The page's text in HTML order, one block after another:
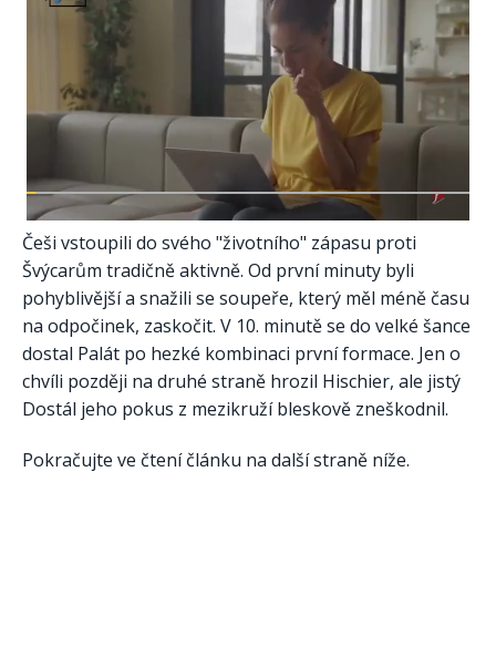
Češi vstoupili do svého "životního" zápasu proti
Švýcarům tradičně aktivně. Od první minuty byli
pohyblivější a snažili se soupeře, který měl méně času
na odpočinek, zaskočit. V 10. minutě se do velké šance
dostal Palát po hezké kombinaci první formace. Jen o
chvíli později na druhé straně hrozil Hischier, ale jistý
Dostál jeho pokus z mezikruží bleskově zneškodnil.
Pokračujte ve čtení článku na další straně níže.